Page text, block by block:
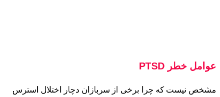
عوامل خطر PTSD
مشخص نیست که چرا برخی از سربازان دچار اختلال استرس